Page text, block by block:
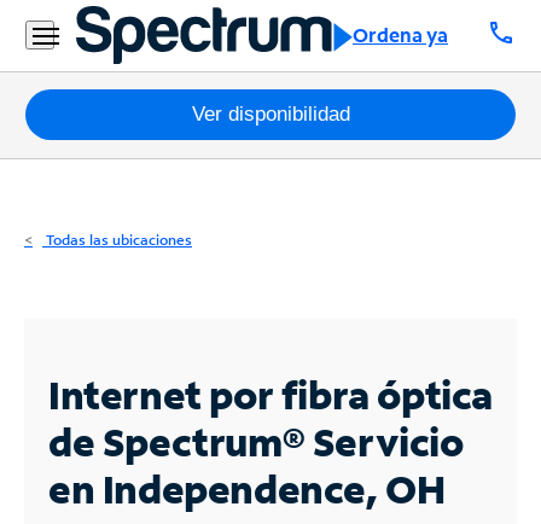
Ordena ya call
Residencial
Business
Paquetes
Internet
Business
Contáctanos
Ver disponibilidad
Todas las ubicaciones
Internet por fibra óptica
de Spectrum®Servicio
en Independence, OH